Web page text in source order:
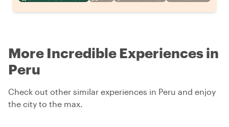
More Incredible Experiences in
Peru
Check out other similar experiences in Peru and enjoy
the city to the max.